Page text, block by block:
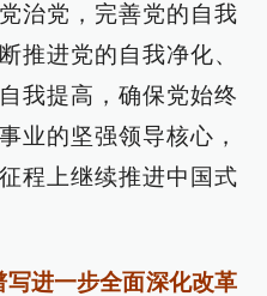
治党，完善党的自我
推进党的自我净化、
我提高，确保党始终
业的坚强领导核心，
程上继续推进中国式
进一步全面深化改革